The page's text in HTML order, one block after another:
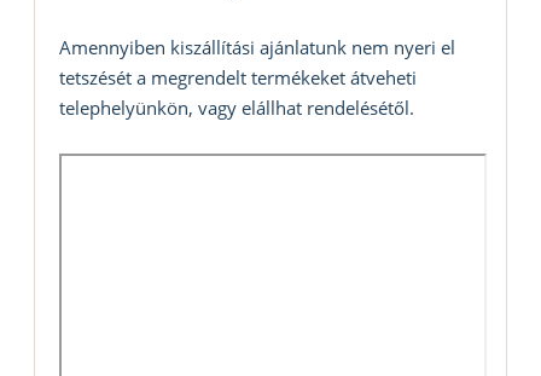
Amennyiben kiszállítási ajánlatunk nem nyeri el
tetszését a megrendelt termékeket átveheti
telephelyünkön, vagy elállhat rendelésétől.